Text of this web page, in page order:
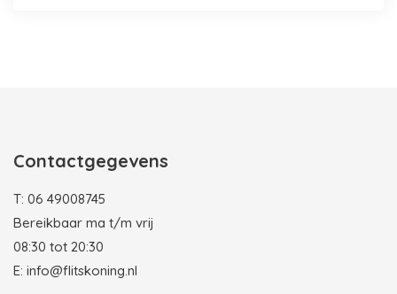
Contactgegevens
T: 06 49008745
Bereikbaar ma t/m vrij
08:30 tot 20:30
E: info@flitskoning.nl